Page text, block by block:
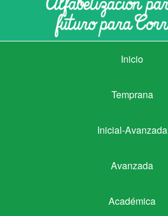
Inicio
Inicio
Temprana
Temprana
Inicial-Avanzada
Inicial-Avanzada
Avanzada
Avanzada
Académica
Académica